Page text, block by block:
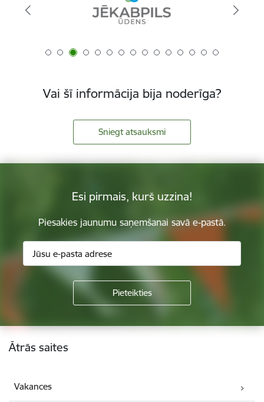
Vai šī informācija bija noderīga?
Sniegt atsauksmi
Esi pirmais, kurš uzzina!
Piesakies jaunumu saņemšanai savā e-pastā.
Kājene
Ātrās saites
Vakances